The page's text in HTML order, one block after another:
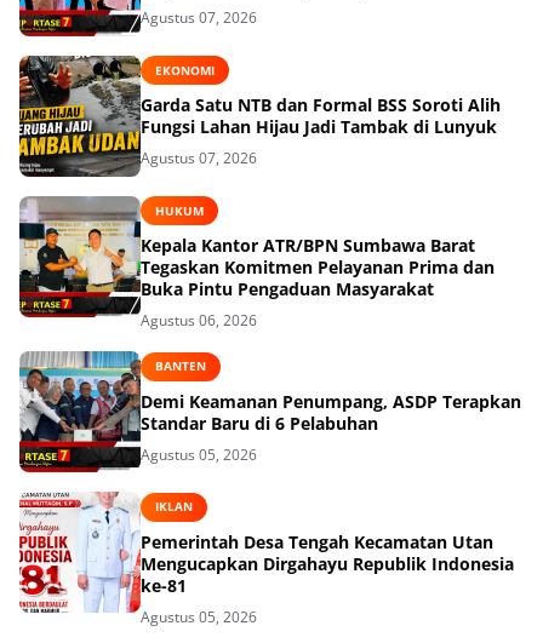
Agustus 07, 2026
EKONOMI
Garda Satu NTB dan Formal BSS Soroti Alih
Fungsi Lahan Hijau Jadi Tambak di Lunyuk
Agustus 07, 2026
HUKUM
Kepala Kantor ATR/BPN Sumbawa Barat
Tegaskan Komitmen Pelayanan Prima dan
Buka Pintu Pengaduan Masyarakat
Agustus 06, 2026
BANTEN
Demi Keamanan Penumpang, ASDP Terapkan
Standar Baru di 6 Pelabuhan
Agustus 05, 2026
IKLAN
Pemerintah Desa Tengah Kecamatan Utan
Mengucapkan Dirgahayu Republik Indonesia
ke-81
Agustus 05, 2026